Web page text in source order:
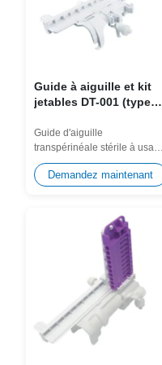
Guide à aiguille et kit
jetables DT-001 (type
Philips, Mindray...etc.
Guide d'aiguille
transpérinéale stérile à usage
unique (série universelle DT-
001) conçu pour...
Demandez maintenant